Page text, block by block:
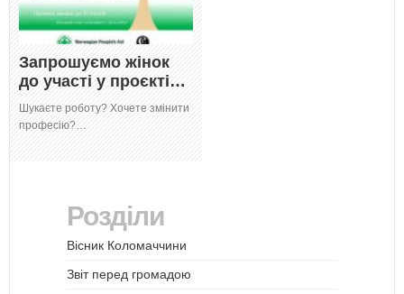
Запрошуємо жінок
до участі у проєкті…
Шукаєте роботу? Хочете змінити
професію?…
Розділи
Вісник Коломаччини
Звіт перед громадою